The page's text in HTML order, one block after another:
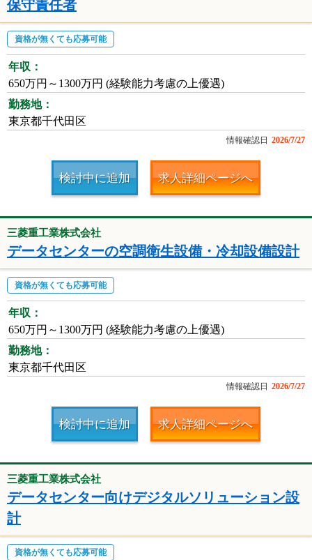
保守責任者
資格が無くても応募可能
年収：
650万円～1300万円 (経験能力考慮の上優遇)
勤務地：
東京都千代田区
情報確認日 2026/7/27
検討中に追加 求人詳細ページへ
三菱重工業株式会社
データセンターの空調衛生設備・冷却設備設計
資格が無くても応募可能
年収：
650万円～1300万円 (経験能力考慮の上優遇)
勤務地：
東京都千代田区
情報確認日 2026/7/27
検討中に追加 求人詳細ページへ
三菱重工業株式会社
データセンター向けデジタルソリューション設
計
資格が無くても応募可能